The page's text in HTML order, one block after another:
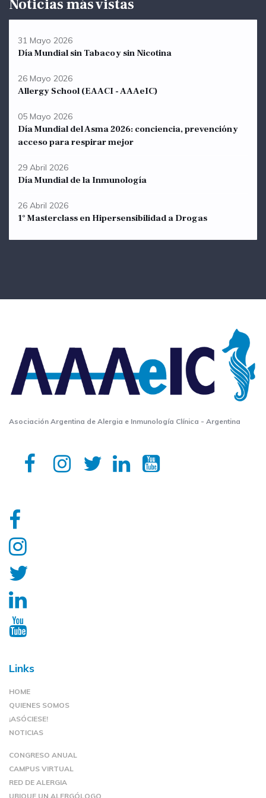
Noticias más vistas
31 Mayo 2026
Día Mundial sin Tabaco y sin Nicotina
26 Mayo 2026
Allergy School (EAACI - AAAeIC)
05 Mayo 2026
Día Mundial del Asma 2026: conciencia, prevención y
acceso para respirar mejor
29 Abril 2026
Día Mundial de la Inmunología
26 Abril 2026
1° Masterclass en Hipersensibilidad a Drogas
Asociación Argentina de Alergia e Inmunología Clínica - Argentina
Links
HOME
QUIENES SOMOS
¡ASÓCIESE!
NOTICIAS
CONGRESO ANUAL
CAMPUS VIRTUAL
RED DE ALERGIA
UBIQUE UN ALERGÓLOGO